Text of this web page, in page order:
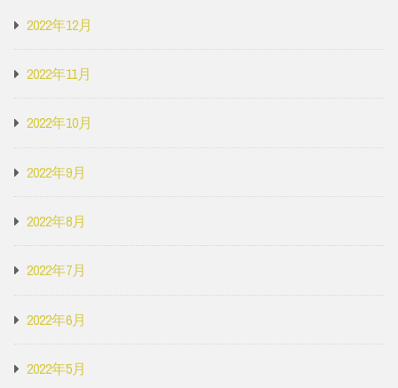
2022年12月
2022年11月
2022年10月
2022年9月
2022年8月
2022年7月
2022年6月
2022年5月